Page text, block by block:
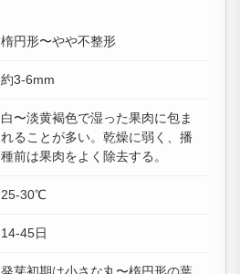
楕円形〜やや不整形
約3-6mm
白〜淡黄褐色で湿った果肉に包ま
れることが多い。乾燥に弱く、播
種前は果肉をよく除去する。
25-30℃
14-45日